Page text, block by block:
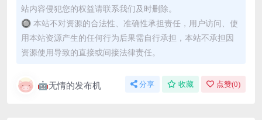
站内容侵犯您的权益请联系我们及时删除。
🔘 本站不对资源的合法性、准确性承担责任，用户访问、使
用本站资源产生的任何行为后果需自行承担，本站不承担因
资源使用导致的直接或间接法律责任。
🤖无情的发布机 分享 收藏 点赞(0)